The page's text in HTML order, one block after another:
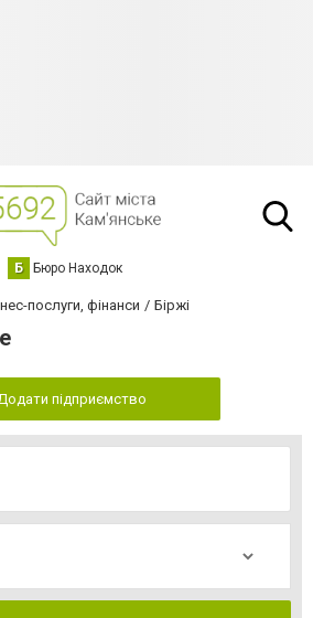
Б Бюро Находок
послуги, фінанси Біржі
підприємство